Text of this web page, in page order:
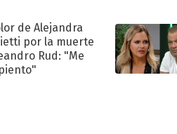
de Alejandra
por la muerte
Rud: "Me